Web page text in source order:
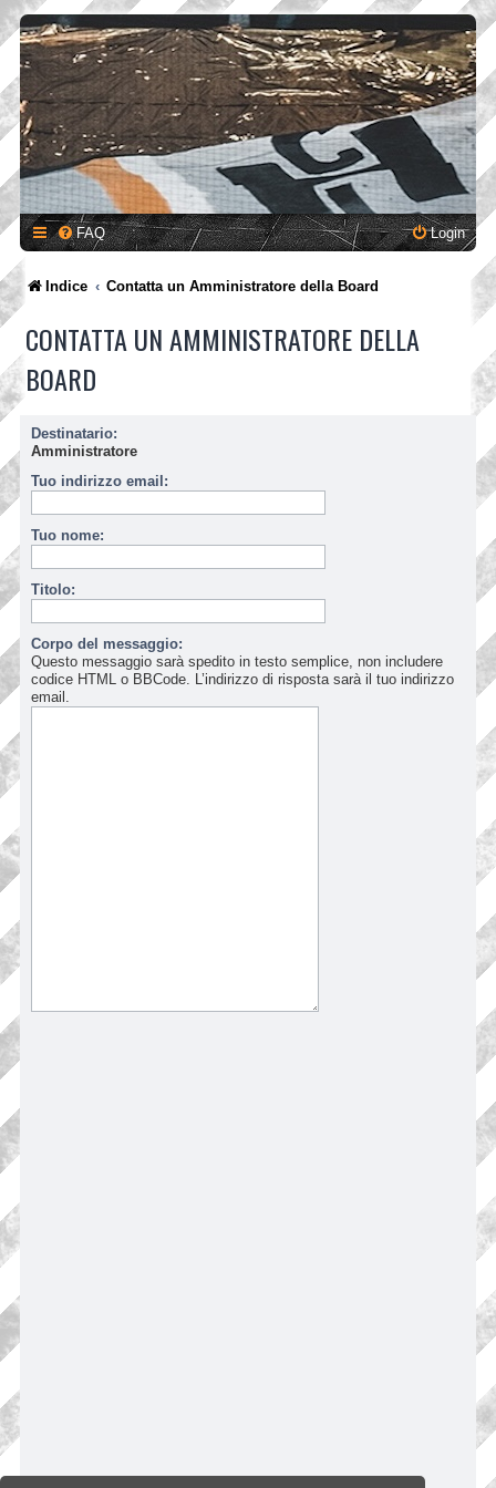
FAQ Login
Indice Contatta un Amministratore della Board
CONTATTA UN AMMINISTRATORE DELLA
BOARD
Destinatario:
Amministratore
Tuo indirizzo email:
Tuo nome:
Titolo:
Corpo del messaggio:
Questo messaggio sarà spedito in testo semplice, non includere
codice HTML o BBCode. L’indirizzo di risposta sarà il tuo indirizzo
email.